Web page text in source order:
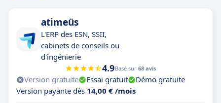
atimeüs
L'ERP des ESN, SSII,
cabinets de conseils ou
d'ingénierie
4.9Basé sur 68 avis
Version gratuite Essai gratuit
Démo gratuite
Version payante dès 14,00 € /mois